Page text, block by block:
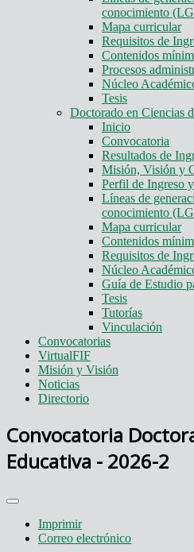
conocimiento
Mapa curricular
Requisitos de
Contenidos
Procesos
Núcleo
Tesis
Doctorado en Ciencias
Inicio
Convocatoria
Resultados de
Misión, Visión y
Perfil de Ingreso
Líneas de
conocimiento
Mapa curricular
Contenidos
Requisitos de
Núcleo
Guía de Estudio
Tesis
Tutorías
Vinculación
Convocatorias
VirtualFIF
Misión y Visión
Noticias
Directorio
Convocatoria
Educativa - 2026-2
Imprimir
Correo electrónico